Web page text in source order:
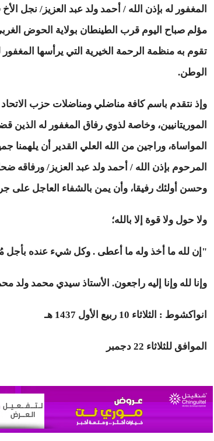
المغفور له بإذن الله / أحمد ولد عبد العزيز/ نجل
مؤلم صباح اليوم قرب الطينطان بولاية الحوض
تقوم به منظمة الرحمة الخيرية التي يرأسها
الوطن.
وإذ نتقدم باسم كافة مناضلي ومناضلات حزب
الموريتانيين، وخاصة لذوي رفاق المغفور له
المواساة، وراجين من الله العلي القدير أن يلهمنا
المرحوم بإذن الله / أحمد ولد عبد العزيز/ ورفاقه
وحسن أولئك رفيقا، وأن يمن بالشفاء العاجل على
ولا حول ولا قوة إلا بالله؛
"إن لله ما أخذ وله ما أعطى . وكل شيء عنده
وإنا لله وإنا إليه راجعون. الأستاذ سيدي محمد
انواكشوط : الثلاثاء 10 ربيع الأول 1437 هـ
الموافق للثلاثاء 22 دجمبر